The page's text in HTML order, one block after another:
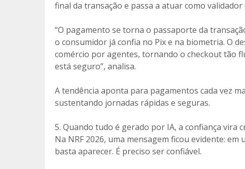
final da transação e passa a atuar como
“O pagamento se torna o passaporte da
o consumidor já confia no Pix e na biometria. O
comércio por agentes, tornando o checkout tão
está seguro”, analisa.
A tendência aponta para pagamentos cada vez
sustentando jornadas rápidas e seguras.
5. Quando tudo é gerado por IA, a confiança vira
Na NRF 2026, uma mensagem ficou evidente:
basta aparecer. É preciso ser confiável.